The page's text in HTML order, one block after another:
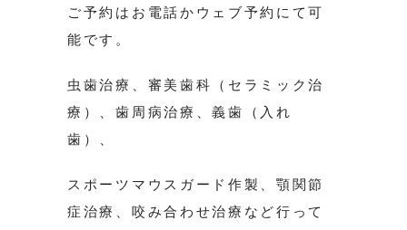
ご予約はお電話かウェブ予約にて可
能です。
虫歯治療、審美歯科（セラミック治
療）、歯周病治療、義歯（入れ
歯）、
スポーツマウスガード作製、顎関節
症治療、咬み合わせ治療など行って